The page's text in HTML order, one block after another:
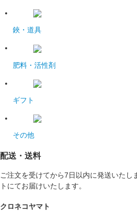
鋏・道具
肥料・活性剤
ギフト
その他
配送・送料
ご注文を受けてから7日以内に発送いたし
トにてお届けいたします。
クロネコヤマト